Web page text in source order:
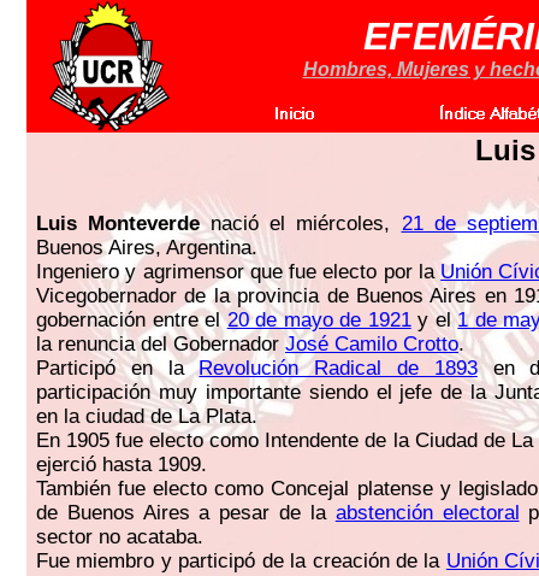
Hombres, Mujeres y
Luis Monteverdenació el miércoles, 21 de
Buenos Aires, Argentina.
Ingeniero y agrimensor que fue electo por la Unión
Vicegobernador de la provincia de Buenos Aires en
gobernación entre el20 de mayo de 1921y el1 de
la renuncia del Gobernador José Camilo Crotto.
Participó en laRevolución Radical de 1893en
participación muy importante siendo el jefe de la
en la ciudad de La Plata.
En 1905 fue electo como Intendente de la Ciudad de
ejerció hasta 1909.
También fue electo como Concejal platense y
de Buenos Aires a pesar de la abstención electoral
sector no acataba.
Fue miembro y participó de la creación de la Unión